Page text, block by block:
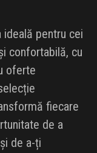
pentru cei
confortabilă, cu
oferte
fiecare
de a
de a-ți